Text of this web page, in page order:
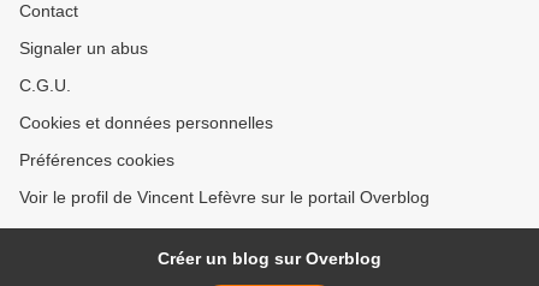
Contact
Signaler un abus
C.G.U.
Cookies et données personnelles
Préférences cookies
Voir le profil de Vincent Lefèvre sur le portail Overblog
Créer un blog sur Overblog